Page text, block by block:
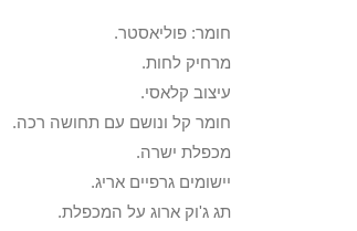
חומר: פוליאסטר.
מרחיק לחות.
עיצוב קלאסי.
חומר קל ונושם עם תחושה רכה.
מכפלת ישרה.
יישומים גרפיים אריג.
תג ג'וק ארוג על המכפלת.